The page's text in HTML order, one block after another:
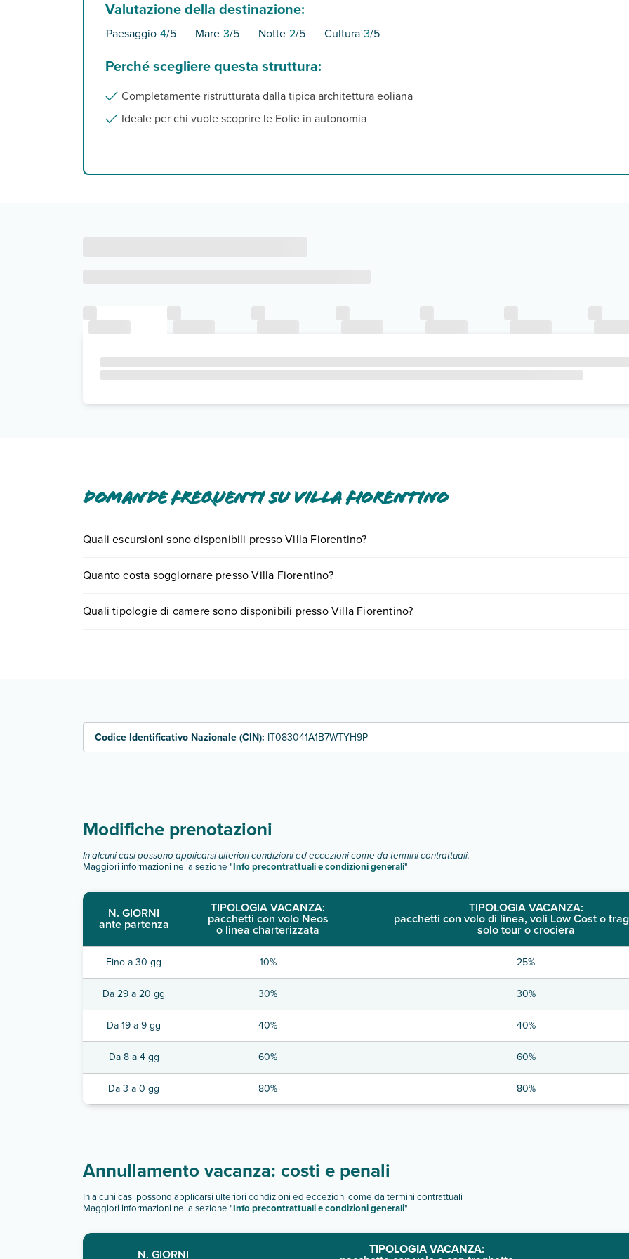
Valutazione della destinazione:
Paesaggio 4/5 Mare 3/5 Notte 2/5 Cultura 3/5
Perché scegliere questa struttura:
Completamente ristrutturata dalla tipica architettura eoliana
Ideale per chi vuole scoprire le Eolie in autonomia
Domande frequenti su Villa Fiorentino
Quali escursioni sono disponibili presso Villa Fiorentino?
0721.17231 oprenotando un appuntamento.
Quanto costa soggiornare presso Villa Fiorentino?
quando partire.
Quali tipologie di camere sono disponibili presso Villa Fiorentino?
Codice Identificativo Nazionale (CIN): IT083041A1B7WTYH9P
Modifiche prenotazioni
In alcuni casi possono applicarsi ulteriori condizioni ed eccezioni come da termini contrattuali.
Maggiori informazioni nella sezione "Info precontrattuali e condizioni generali"
N. GIORNI
ante partenza
TIPOLOGIA VACANZA:
pacchetti con volo Neos
o linea charterizzata
TIPOLOGIA VACANZA:
pacchetti con volo di linea, voli Low Cost o
solo tour o crociera
Fino a 30 gg 10% 25%
Da 29 a 20 gg 30% 30%
Da 19 a 9 gg 40% 40%
Da 8 a 4 gg 60% 60%
Da 3 a 0 gg 80% 80%
Annullamento vacanza: costi e penali
In alcuni casi possono applicarsi ulteriori condizioni ed eccezioni come da termini contrattuali
Maggiori informazioni nella sezione "Info precontrattuali e condizioni generali"
N. GIORNI TIPOLOGIA VACANZA: